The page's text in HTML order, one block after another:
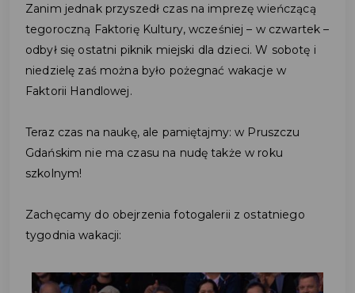
Zanim jednak przyszedł czas na imprezę wieńczącą
tegoroczną Faktorię Kultury, wcześniej – w czwartek –
odbył się ostatni piknik miejski dla dzieci. W sobotę i
niedzielę zaś można było pożegnać wakacje w
Faktorii Handlowej.
Teraz czas na naukę, ale pamiętajmy: w Pruszczu
Gdańskim nie ma czasu na nudę także w roku
szkolnym!
Zachęcamy do obejrzenia fotogalerii z ostatniego
tygodnia wakacji: